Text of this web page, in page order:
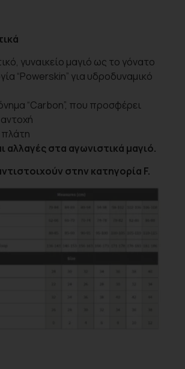
γυναικείο μαγιό ως το γόνατο
“Powerskin” για υδροδυναμικό
“Carbon”, που προσφέρει
πλάτη
αλλαγές στα αγωνιστικά μαγιό.
στην κατηγορία F.